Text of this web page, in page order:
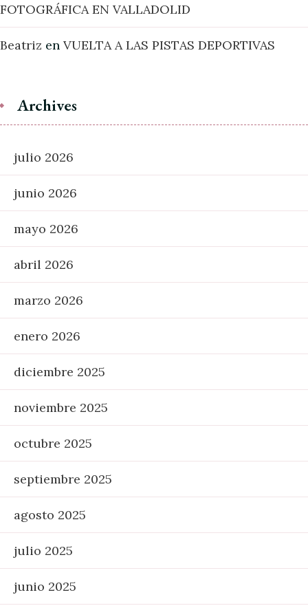
FOTOGRÁFICA EN VALLADOLID
Beatriz en VUELTA A LAS PISTAS DEPORTIVAS
Archives
julio 2026
junio 2026
mayo 2026
abril 2026
marzo 2026
enero 2026
diciembre 2025
noviembre 2025
octubre 2025
septiembre 2025
agosto 2025
julio 2025
junio 2025